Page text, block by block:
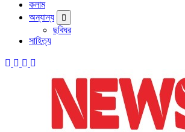
কলাম
অন্যান্য
ছবিঘর
সাহিত্য